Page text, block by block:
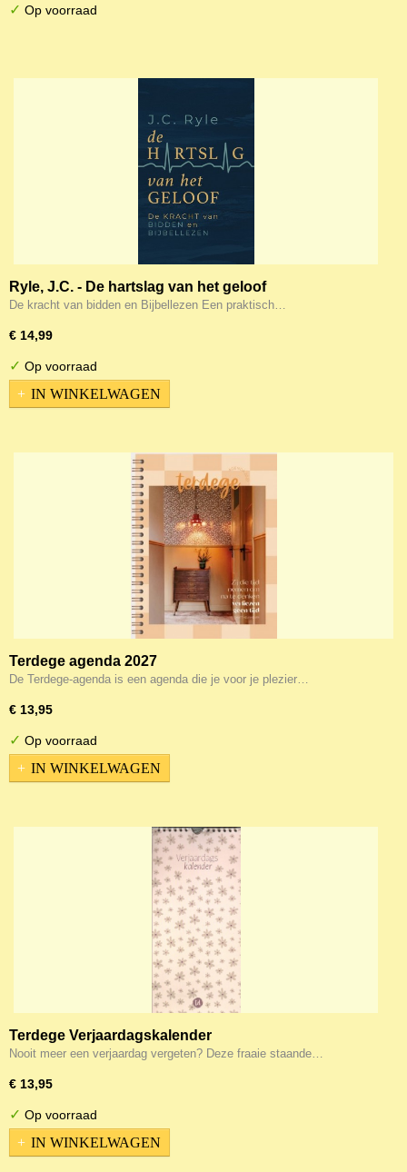
✓ Op voorraad
Ryle, J.C. - De hartslag van het geloof
De kracht van bidden en Bijbellezen Een praktisch…
€ 14,99
✓ Op voorraad
IN WINKELWAGEN
Terdege agenda 2027
De Terdege-agenda is een agenda die je voor je plezier…
€ 13,95
✓ Op voorraad
IN WINKELWAGEN
Terdege Verjaardagskalender
Nooit meer een verjaardag vergeten? Deze fraaie staande…
€ 13,95
✓ Op voorraad
IN WINKELWAGEN